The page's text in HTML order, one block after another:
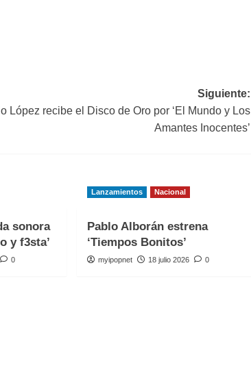
Siguiente:
López recibe el Disco de Oro por ‘El Mundo y Los
Amantes Inocentes’
sonora
y f3sta’
0
Lanzamientos Nacional
Pablo Alborán estrena
‘Tiempos Bonitos’
myipopnet 18 julio 2026 0